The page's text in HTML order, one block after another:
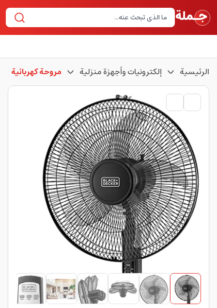
الرئيسية إلكترونيات وأجهزة منزلية مروحة كهربائية